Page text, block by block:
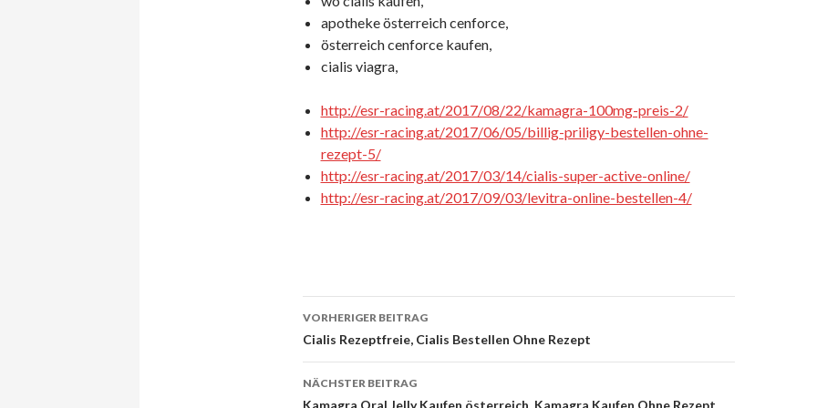
apotheke österreich cenforce,
österreich cenforce kaufen,
cialis viagra,
http://esr-racing.at/2017/08/22/kamagra-100mg-preis-2/
http://esr-racing.at/2017/06/05/billig-priligy-bestellen-ohne-
rezept-5/
http://esr-racing.at/2017/03/14/cialis-super-active-online/
http://esr-racing.at/2017/09/03/levitra-online-bestellen-4/
Beitrags-
Navigation
VORHERIGER BEITRAG
Cialis Rezeptfreie, Cialis Bestellen Ohne Rezept
NÄCHSTER BEITRAG
Kamagra Oral Jelly Kaufen österreich, Kamagra Kaufen Ohne Rezept